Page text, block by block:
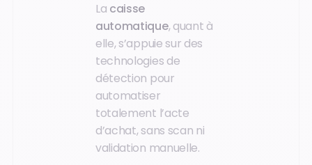
La caisse
automatique, quant à
elle, s’appuie sur des
technologies de
détection pour
automatiser
totalement l’acte
d’achat, sans scan ni
validation manuelle.